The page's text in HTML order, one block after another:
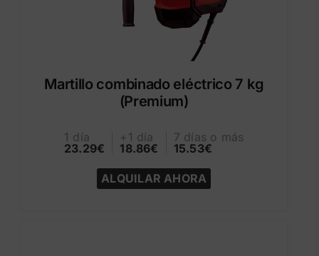
Martillo combinado eléctrico 7 kg
(Premium)
1 día
23.29€
+1 día
18.86€
7 días o más
15.53€
ALQUILAR AHORA